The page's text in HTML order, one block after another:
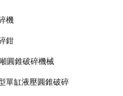
機
鉗
圓錐破碎機械
單缸液壓圓錐破碎